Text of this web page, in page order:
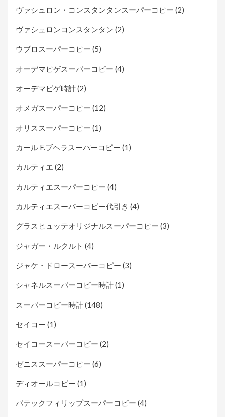
ヴァシュロン・コンスタンタンスーパーコピー (2)
ヴァシュロンコンスタンタン (2)
ウブロスーパーコピー (5)
オーデマピゲスーパーコピー (4)
オーデマピゲ時計(2)
オメガスーパーコピー (12)
オリススーパーコピー (1)
カール F.ブヘラスーパーコピー (1)
カルティエ (2)
カルティエスーパーコピー (4)
カルティエスーパーコピー代引き (4)
グラスヒュッテオリジナルスーパーコピー (3)
ジャガー・ルクルト (4)
ジャケ・ドロースーパーコピー (3)
シャネルスーパーコピー時計(1)
スーパーコピー時計(148)
セイコー (1)
セイコースーパーコピー (2)
ゼニススーパーコピー (6)
ディオールコピー (1)
パテックフィリップスーパーコピー (4)